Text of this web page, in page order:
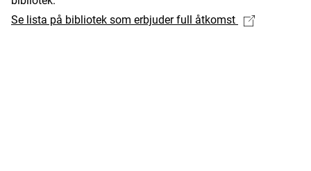
Se lista på bibliotek som erbjuder full åtkomst